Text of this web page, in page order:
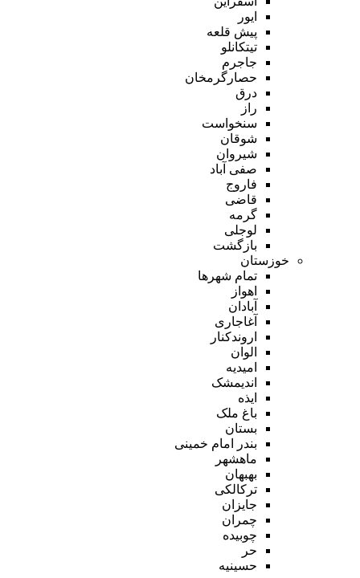
ایور
پیش قلعه
تیتکانلو
جاجرم
حصارگرمخان
درق
راز
سنخواست
شوقان
شیروان
صفی آباد
فاروج
قاضی
گرمه
لوجلی
بازگشت
خوزستان
تمام شهر‌ها
اهواز
آبادان
آغاجاری
اروندکنار
الوان
امیدیه
اندیمشک
ایذه
باغ ملک
بستان
بندر امام خمینی
ماهشهر
بهبهان
ترکالکی
جایزان
چمران
چوبیده
حر
حسینیه